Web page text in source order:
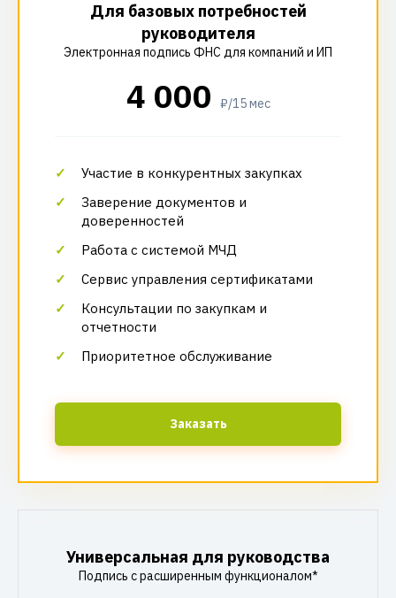
Для базовых потребностей
руководителя
Электронная подпись ФНС для компаний и ИП
4 000 ₽/15 мес
Участие в конкурентных закупках
Заверение документов и
доверенностей
Работа с системой МЧД
Сервис управления сертификатами
Консультации по закупкам и
отчетности
Приоритетное обслуживание
Заказать
Универсальная для руководства
Подпись с расширенным функционалом*